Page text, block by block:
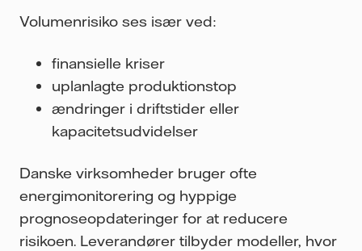
Volumenrisiko ses især ved:
finansielle kriser
uplanlagte produktionstop
ændringer i driftstider eller
kapacitetsudvidelser
Danske virksomheder bruger ofte
energimonitorering og hyppige
prognoseopdateringer for at reducere
risikoen. Leverandører tilbyder modeller, hvor